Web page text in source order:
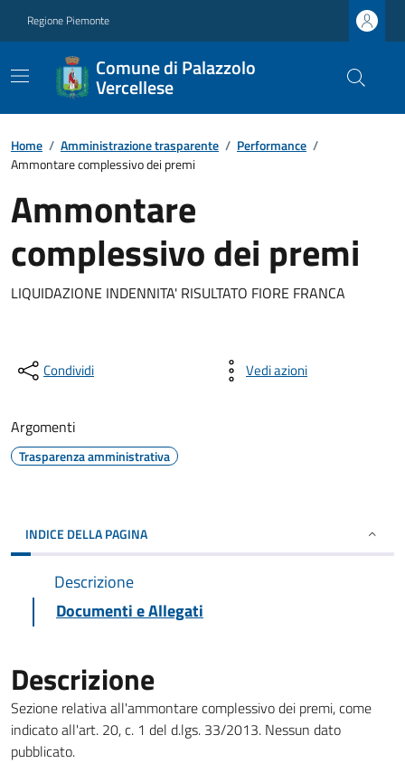
Regione Piemonte
Comune di Palazzolo
Vercellese
Home / Amministrazione trasparente / Performance /
Ammontare complessivo dei premi
Ammontare
complessivo dei premi
LIQUIDAZIONE INDENNITA' RISULTATO FIORE FRANCA
Condividi Vedi azioni
Argomenti
Trasparenza amministrativa
INDICE DELLA PAGINA
Descrizione
Documenti e Allegati
Descrizione
Sezione relativa all'ammontare complessivo dei premi, come
indicato all'art. 20, c. 1 del d.lgs. 33/2013. Nessun dato
pubblicato.